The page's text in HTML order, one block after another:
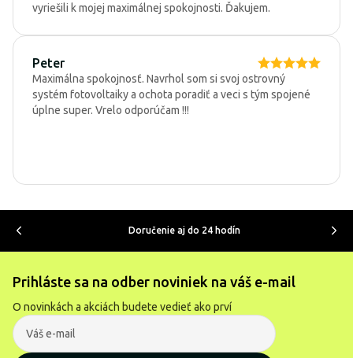
vyriešili k mojej maximálnej spokojnosti. Ďakujem.
Peter
Maximálna spokojnosť. Navrhol som si svoj ostrovný
systém fotovoltaiky a ochota poradiť a veci s tým spojené
úplne super. Vrelo odporúčam !!!
Doručenie aj do 24 hodín
Prihláste sa na odber noviniek na váš e-mail
O novinkách a akciách budete vedieť ako prví